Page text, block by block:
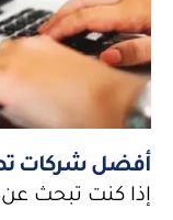
أفضل شركات
إذا كنت تبحث عن